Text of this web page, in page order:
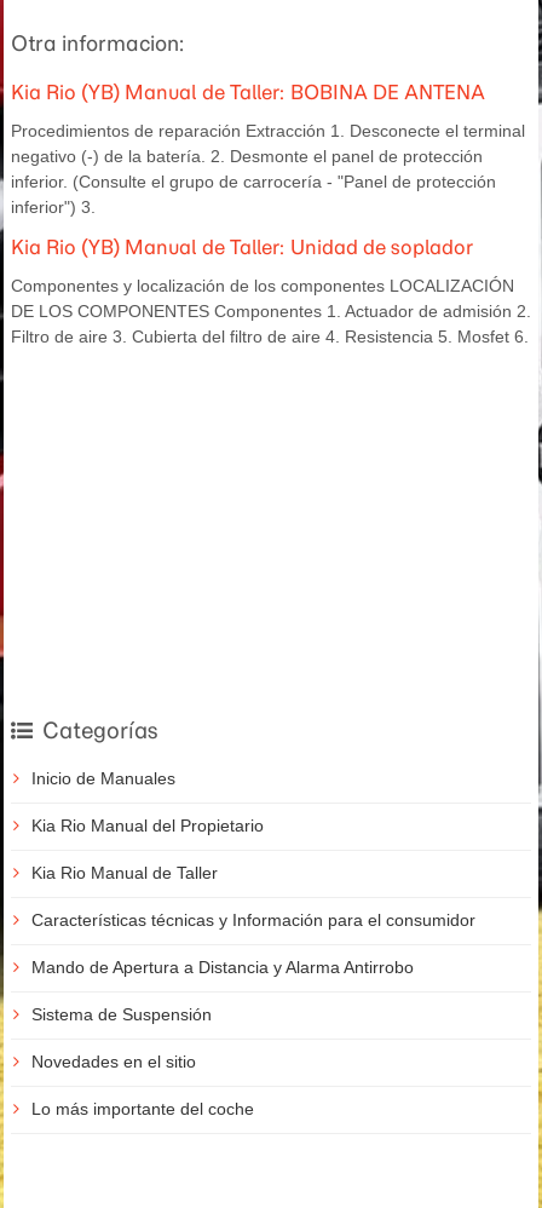
Otra informacion:
Kia Rio (YB) Manual de Taller: BOBINA DE ANTENA
Procedimientos de reparación Extracción 1. Desconecte el terminal
negativo (-) de la batería. 2. Desmonte el panel de protección
inferior. (Consulte el grupo de carrocería - "Panel de protección
inferior") 3.
Kia Rio (YB) Manual de Taller: Unidad de soplador
Componentes y localización de los componentes LOCALIZACIÓN
DE LOS COMPONENTES Componentes 1. Actuador de admisión 2.
Filtro de aire 3. Cubierta del filtro de aire 4. Resistencia 5. Mosfet 6.
Categorías
Inicio de Manuales
Kia Rio Manual del Propietario
Kia Rio Manual de Taller
Características técnicas y Información para el consumidor
Mando de Apertura a Distancia y Alarma Antirrobo
Sistema de Suspensión
Novedades en el sitio
Lo más importante del coche